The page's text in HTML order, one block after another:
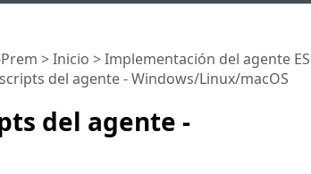
del agente -
Prem >Inicio >Implementación del agente
del agente - Windows/Linux/macOS